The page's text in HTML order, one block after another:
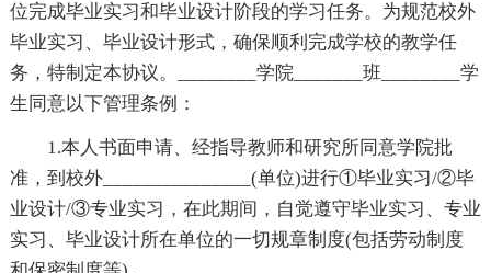
位完成毕业实习和毕业设计阶段的学习任务。为规范校外
毕业实习、毕业设计形式，确保顺利完成学校的教学任
务，特制定本协议。________学院_______班________学
生同意以下管理条例：
1.本人书面申请、经指导教师和研究所同意学院批
准，到校外_______________(单位)进行①毕业实习/②毕
业设计/③专业实习，在此期间，自觉遵守毕业实习、专业
实习、毕业设计所在单位的一切规章制度(包括劳动制度